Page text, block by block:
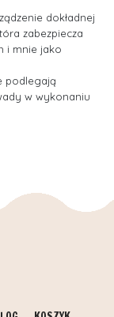
dokładnej
zabezpiecza
i mnie jako
podlegają
w wykonaniu